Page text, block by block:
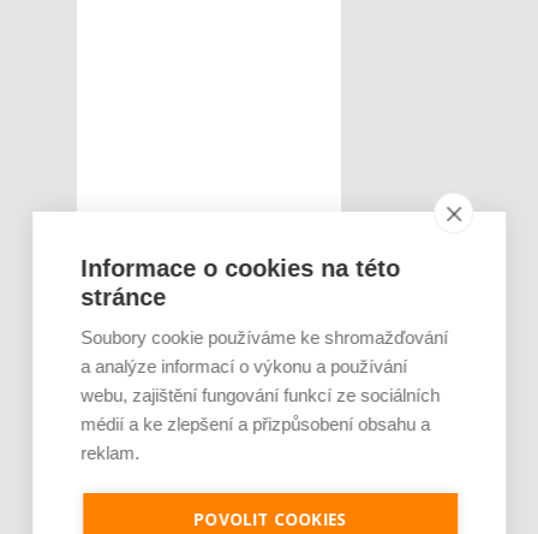
Informace o cookies na této
stránce
Soubory cookie používáme ke shromažďování
a analýze informací o výkonu a používání
webu, zajištění fungování funkcí ze sociálních
médií a ke zlepšení a přizpůsobení obsahu a
reklam.
POVOLIT COOKIES